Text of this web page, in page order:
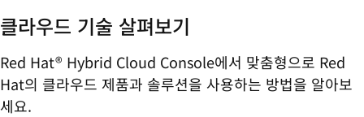
클라우드 기술 살펴보기
Red Hat® Hybrid Cloud Console에서 맞춤형으로 Red
Hat의 클라우드 제품과 솔루션을 사용하는 방법을 알아보
세요.